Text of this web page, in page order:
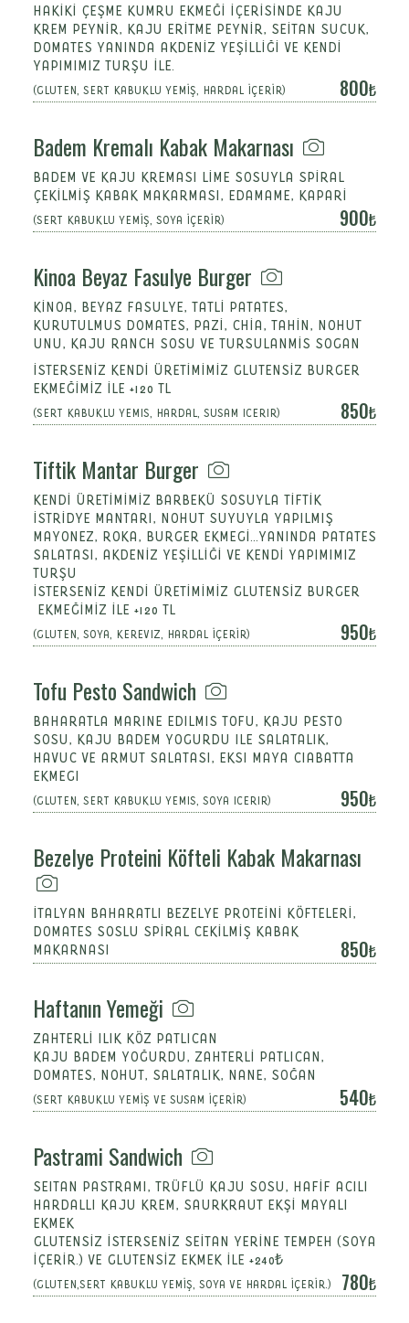
HAKIKI ÇEŞME KUMRU EKMEĞI IÇERISINDE KAJU
KREM PEYNIR, KAJU ERITME PEYNIR, SEITAN SUCUK,
DOMATES YANINDA AKDENIZ YEŞILLIĞI VE KENDI
YAPIMIMIZ TURŞU ILE.
(GLUTEN, SERT KABUKLU YEMİŞ, HARDAL İÇERİR) 800
Badem Kremalı Kabak Makarnası
BADEM VE KAJU KREMASI LIME SOSUYLA SPIRAL
ÇEKILMIŞ KABAK MAKARMASI, EDAMAME, KAPARI
(SERT KABUKLU YEMİŞ, SOYA İÇERİR) 900
Kinoa Beyaz Fasulye Burger
KINOA, BEYAZ FASULYE, TATLI PATATES,
KURUTULMUS DOMATES, PAZI, CHIA, TAHIN, NOHUT
UNU, KAJU RANCH SOSU VE TURSULANMIS SOGAN
İSTERSENİZ KENDİ ÜRETİMİMİZ GLUTENSİZ BURGER
EKMEĞİMİZ İLE +120 TL
(SERT KABUKLU YEMIS, HARDAL, SUSAM ICERIR) 850
Tiftik Mantar Burger
KENDİ ÜRETİMİMİZ BARBEKÜ SOSUYLA TİFTİK
İSTRİDYE MANTARI, NOHUT SUYUYLA YAPILMIŞ
MAYONEZ, ROKA, BURGER EKMEGİ...YANINDA PATATES
SALATASI, AKDENİZ YEŞİLLİĞİ VE KENDİ YAPIMIMIZ
TURŞU
İSTERSENİZ KENDİ ÜRETİMİMİZ GLUTENSİZ BURGER
EKMEĞİMİZ İLE +120 TL
(GLUTEN, SOYA, KEREVIZ, HARDAL İÇERİR) 950
Tofu Pesto Sandwich
BAHARATLA MARINE EDILMIS TOFU, KAJU PESTO
SOSU, KAJU BADEM YOGURDU ILE SALATALIK,
HAVUC VE ARMUT SALATASI, EKSI MAYA CIABATTA
EKMEGI
(GLUTEN, SERT KABUKLU YEMIS, SOYA ICERIR) 950
Bezelye Proteini Köfteli Kabak Makarnası
İTALYAN BAHARATLI BEZELYE PROTEİNİ KÖFTELERİ,
DOMATES SOSLU SPİRAL CEKİLMİŞ KABAK
MAKARNASI
850
Haftanın Yemeği
ZAHTERLI ILIK KÖZ PATLICAN
KAJU BADEM YOĞURDU, ZAHTERLI PATLICAN,
DOMATES, NOHUT, SALATALIK, NANE, SOĞAN
(SERT KABUKLU YEMİŞ VE SUSAM İÇERİR) 540
Pastrami Sandwich
SEITAN PASTRAMI, TRÜFLÜ KAJU SOSU, HAFİF ACILI
HARDALLI KAJU KREM, SAURKRAUT EKŞİ MAYALI
EKMEK
GLUTENSİZ İSTERSENİZ SEİTAN YERİNE TEMPEH (SOYA
İÇERİR.) VE GLUTENSİZ EKMEK İLE +240₺
(GLUTEN,SERT KABUKLU YEMİŞ, SOYA VE HARDAL İÇERİR.) 780